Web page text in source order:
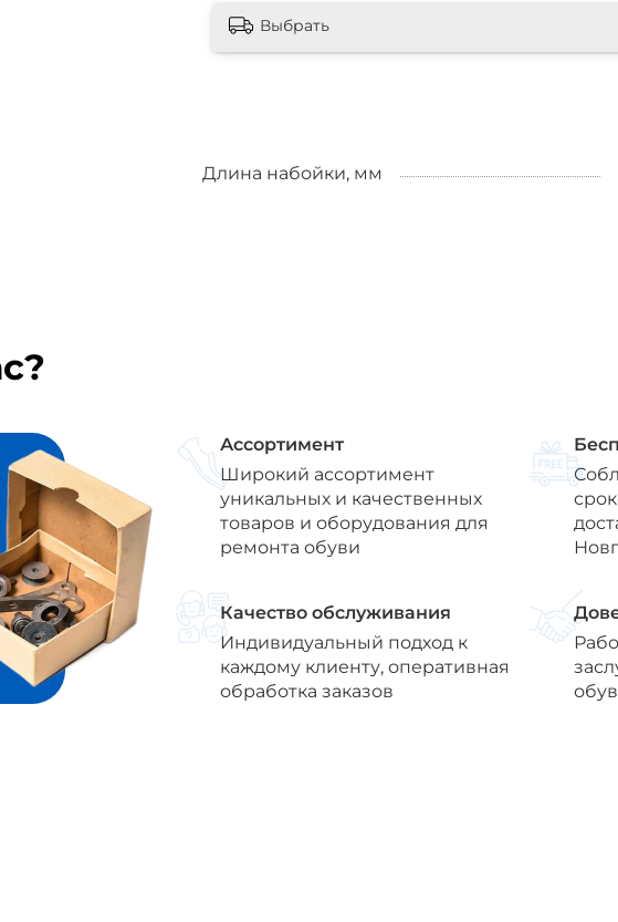
Выбрать
Длина набойки, мм
Ассортимент
Широкий ассортимент
уникальных и качественных
товаров и оборудования для
ремонта обуви
Качество обслуживания
Индивидуальный подход к
каждому клиенту, оперативная
обработка заказов